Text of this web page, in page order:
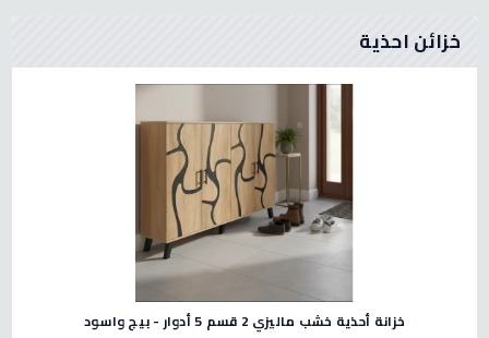
خزائن احذية
خزانة أحذية خشب ماليزي 2 قسم 5 أدوار - بيج واسود